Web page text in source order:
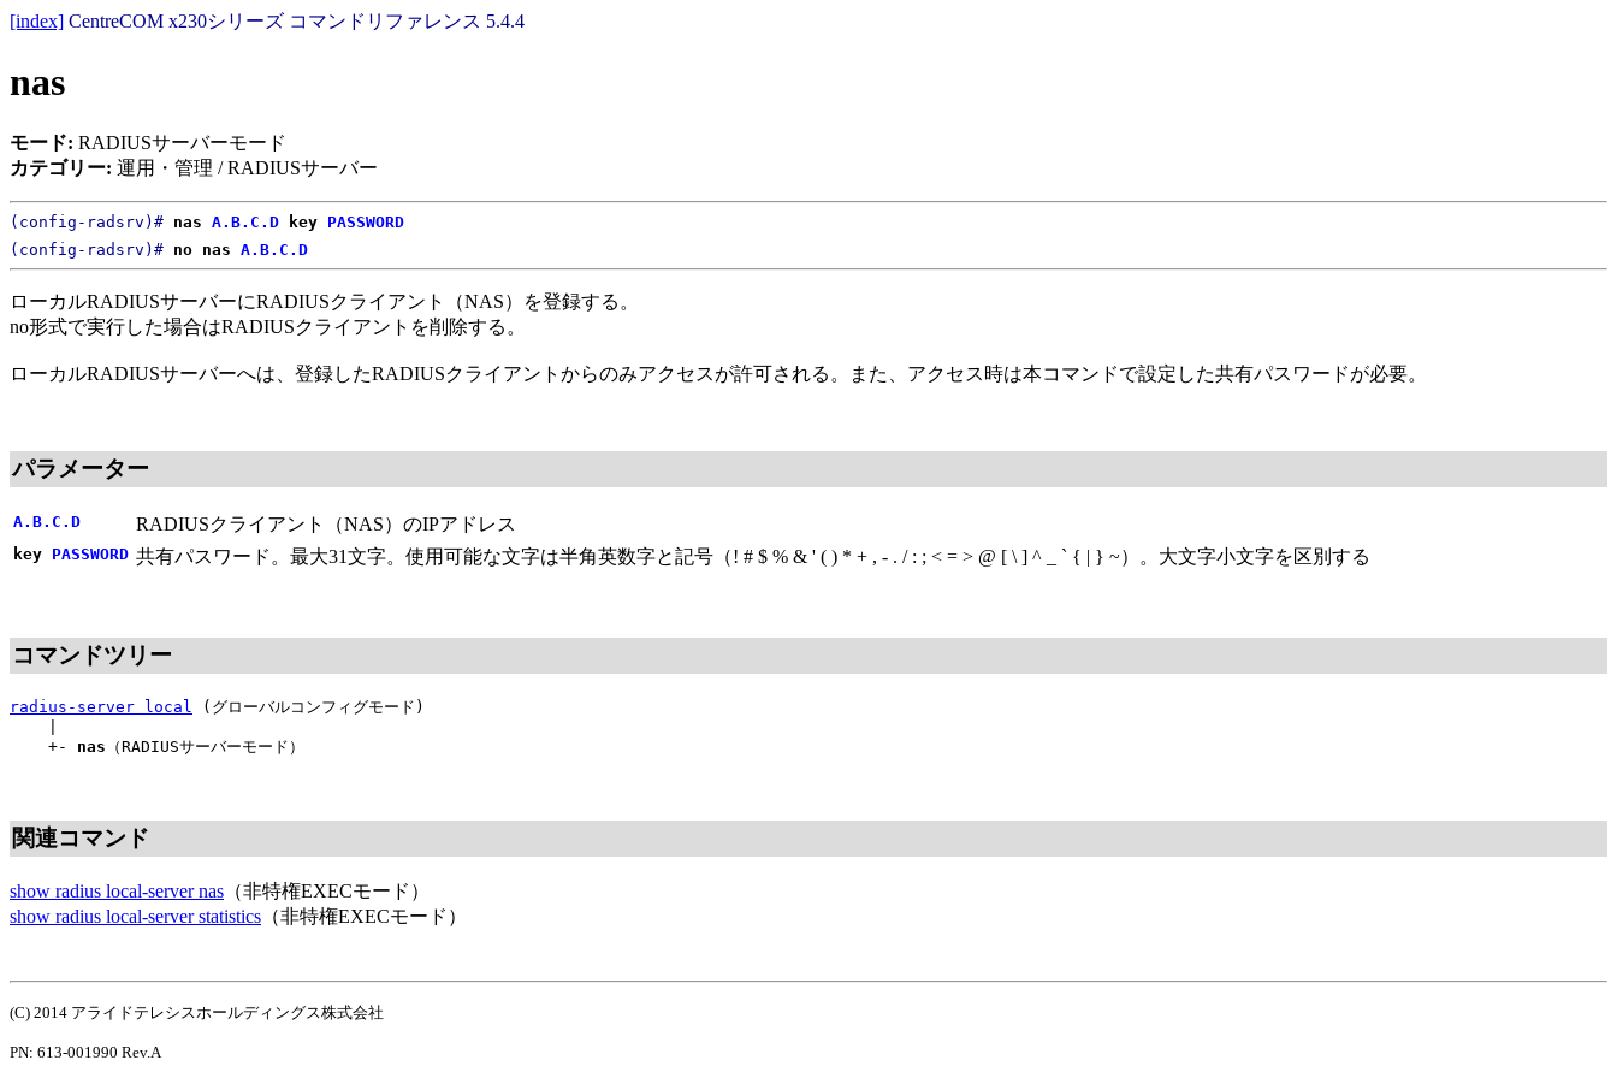
[index] CentreCOM x230シリーズ コマンドリファレンス 5.4.4
nas
モード: RADIUSサーバーモード
カテゴリー: 運用・管理 / RADIUSサーバー
(config-radsrv)# nas A.B.C.D key PASSWORD
(config-radsrv)# no nas A.B.C.D
ローカルRADIUSサーバーにRADIUSクライアント（NAS）を登録する。
no形式で実行した場合はRADIUSクライアントを削除する。
ローカルRADIUSサーバーへは、登録したRADIUSクライアントからのみアクセスが許可される。また、アクセス時は本コマンドで設定した共有パスワードが必要。
パラメーター
A.B.C.D RADIUSクライアント（NAS）のIPアドレス
key PASSWORD 共有パスワード。最大31文字。使用可能な文字は半角英数字と記号（! # $ % & ' ( ) * + , - . / : ; < = > @ [ \ ] ^ _ ` { | } ~）。大文字小文字を区別する
コマンドツリー
radius-server local
(グローバルコンフィグモード)
+- nas （RADIUSサーバーモード）
関連コマンド
show radius local-server nas （非特権EXECモード）
show radius local-server statistics （非特権EXECモード）
(C) 2014 アライドテレシスホールディングス株式会社
PN: 613-001990 Rev.A